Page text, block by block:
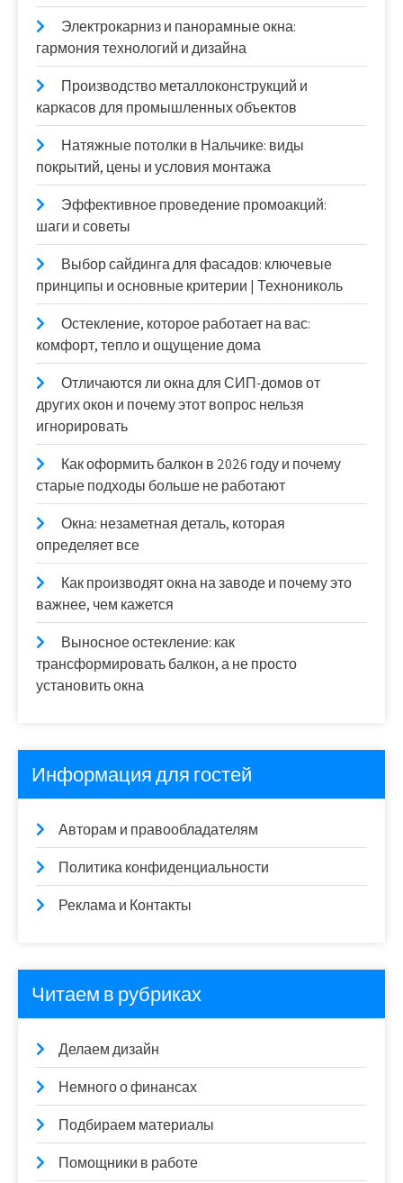
Электрокарниз и панорамные окна:
гармония технологий и дизайна
Производство металлоконструкций и
каркасов для промышленных объектов
Натяжные потолки в Нальчике: виды
покрытий, цены и условия монтажа
Эффективное проведение промоакций:
шаги и советы
Выбор сайдинга для фасадов: ключевые
принципы и основные критерии | Технониколь
Остекление, которое работает на вас:
комфорт, тепло и ощущение дома
Отличаются ли окна для СИП-домов от
других окон и почему этот вопрос нельзя
игнорировать
Как оформить балкон в 2026 году и почему
старые подходы больше не работают
Окна: незаметная деталь, которая
определяет все
Как производят окна на заводе и почему это
важнее, чем кажется
Выносное остекление: как
трансформировать балкон, а не просто
установить окна
Информация для гостей
Авторам и правообладателям
Политика конфиденциальности
Реклама и Контакты
Читаем в рубриках
Делаем дизайн
Немного о финансах
Подбираем материалы
Помощники в работе